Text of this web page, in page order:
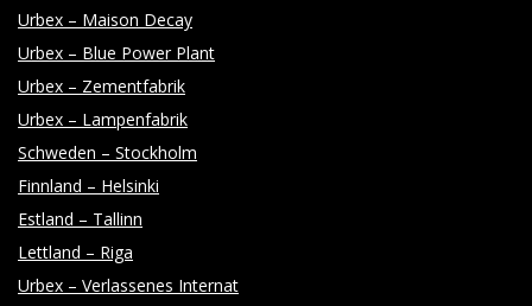
Urbex – Maison Decay
Urbex – Blue Power Plant
Urbex – Zementfabrik
Urbex – Lampenfabrik
Schweden – Stockholm
Finnland – Helsinki
Estland – Tallinn
Lettland – Riga
Urbex – Verlassenes Internat